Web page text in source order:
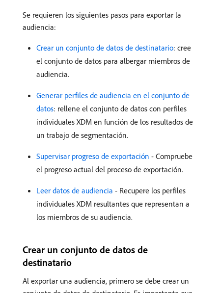
Se requieren los siguientes pasos para exportar la
audiencia:
Crear un conjunto de datos de destinatario: cree
el conjunto de datos para albergar miembros de
audiencia.
Generar perfiles de audiencia en el conjunto de
datos: rellene el conjunto de datos con perfiles
individuales XDM en función de los resultados de
un trabajo de segmentación.
Supervisar progreso de exportación - Compruebe
el progreso actual del proceso de exportación.
Leer datos de audiencia - Recupere los perfiles
individuales XDM resultantes que representan a
los miembros de su audiencia.
Crear un conjunto de datos de
destinatario
Al exportar una audiencia, primero se debe crear un